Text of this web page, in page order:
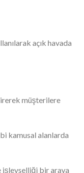
açık havada
müşterilere
kamusal alanlarda
işlevselliği bir araya